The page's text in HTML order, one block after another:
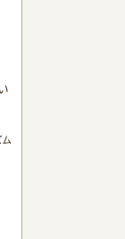
ム